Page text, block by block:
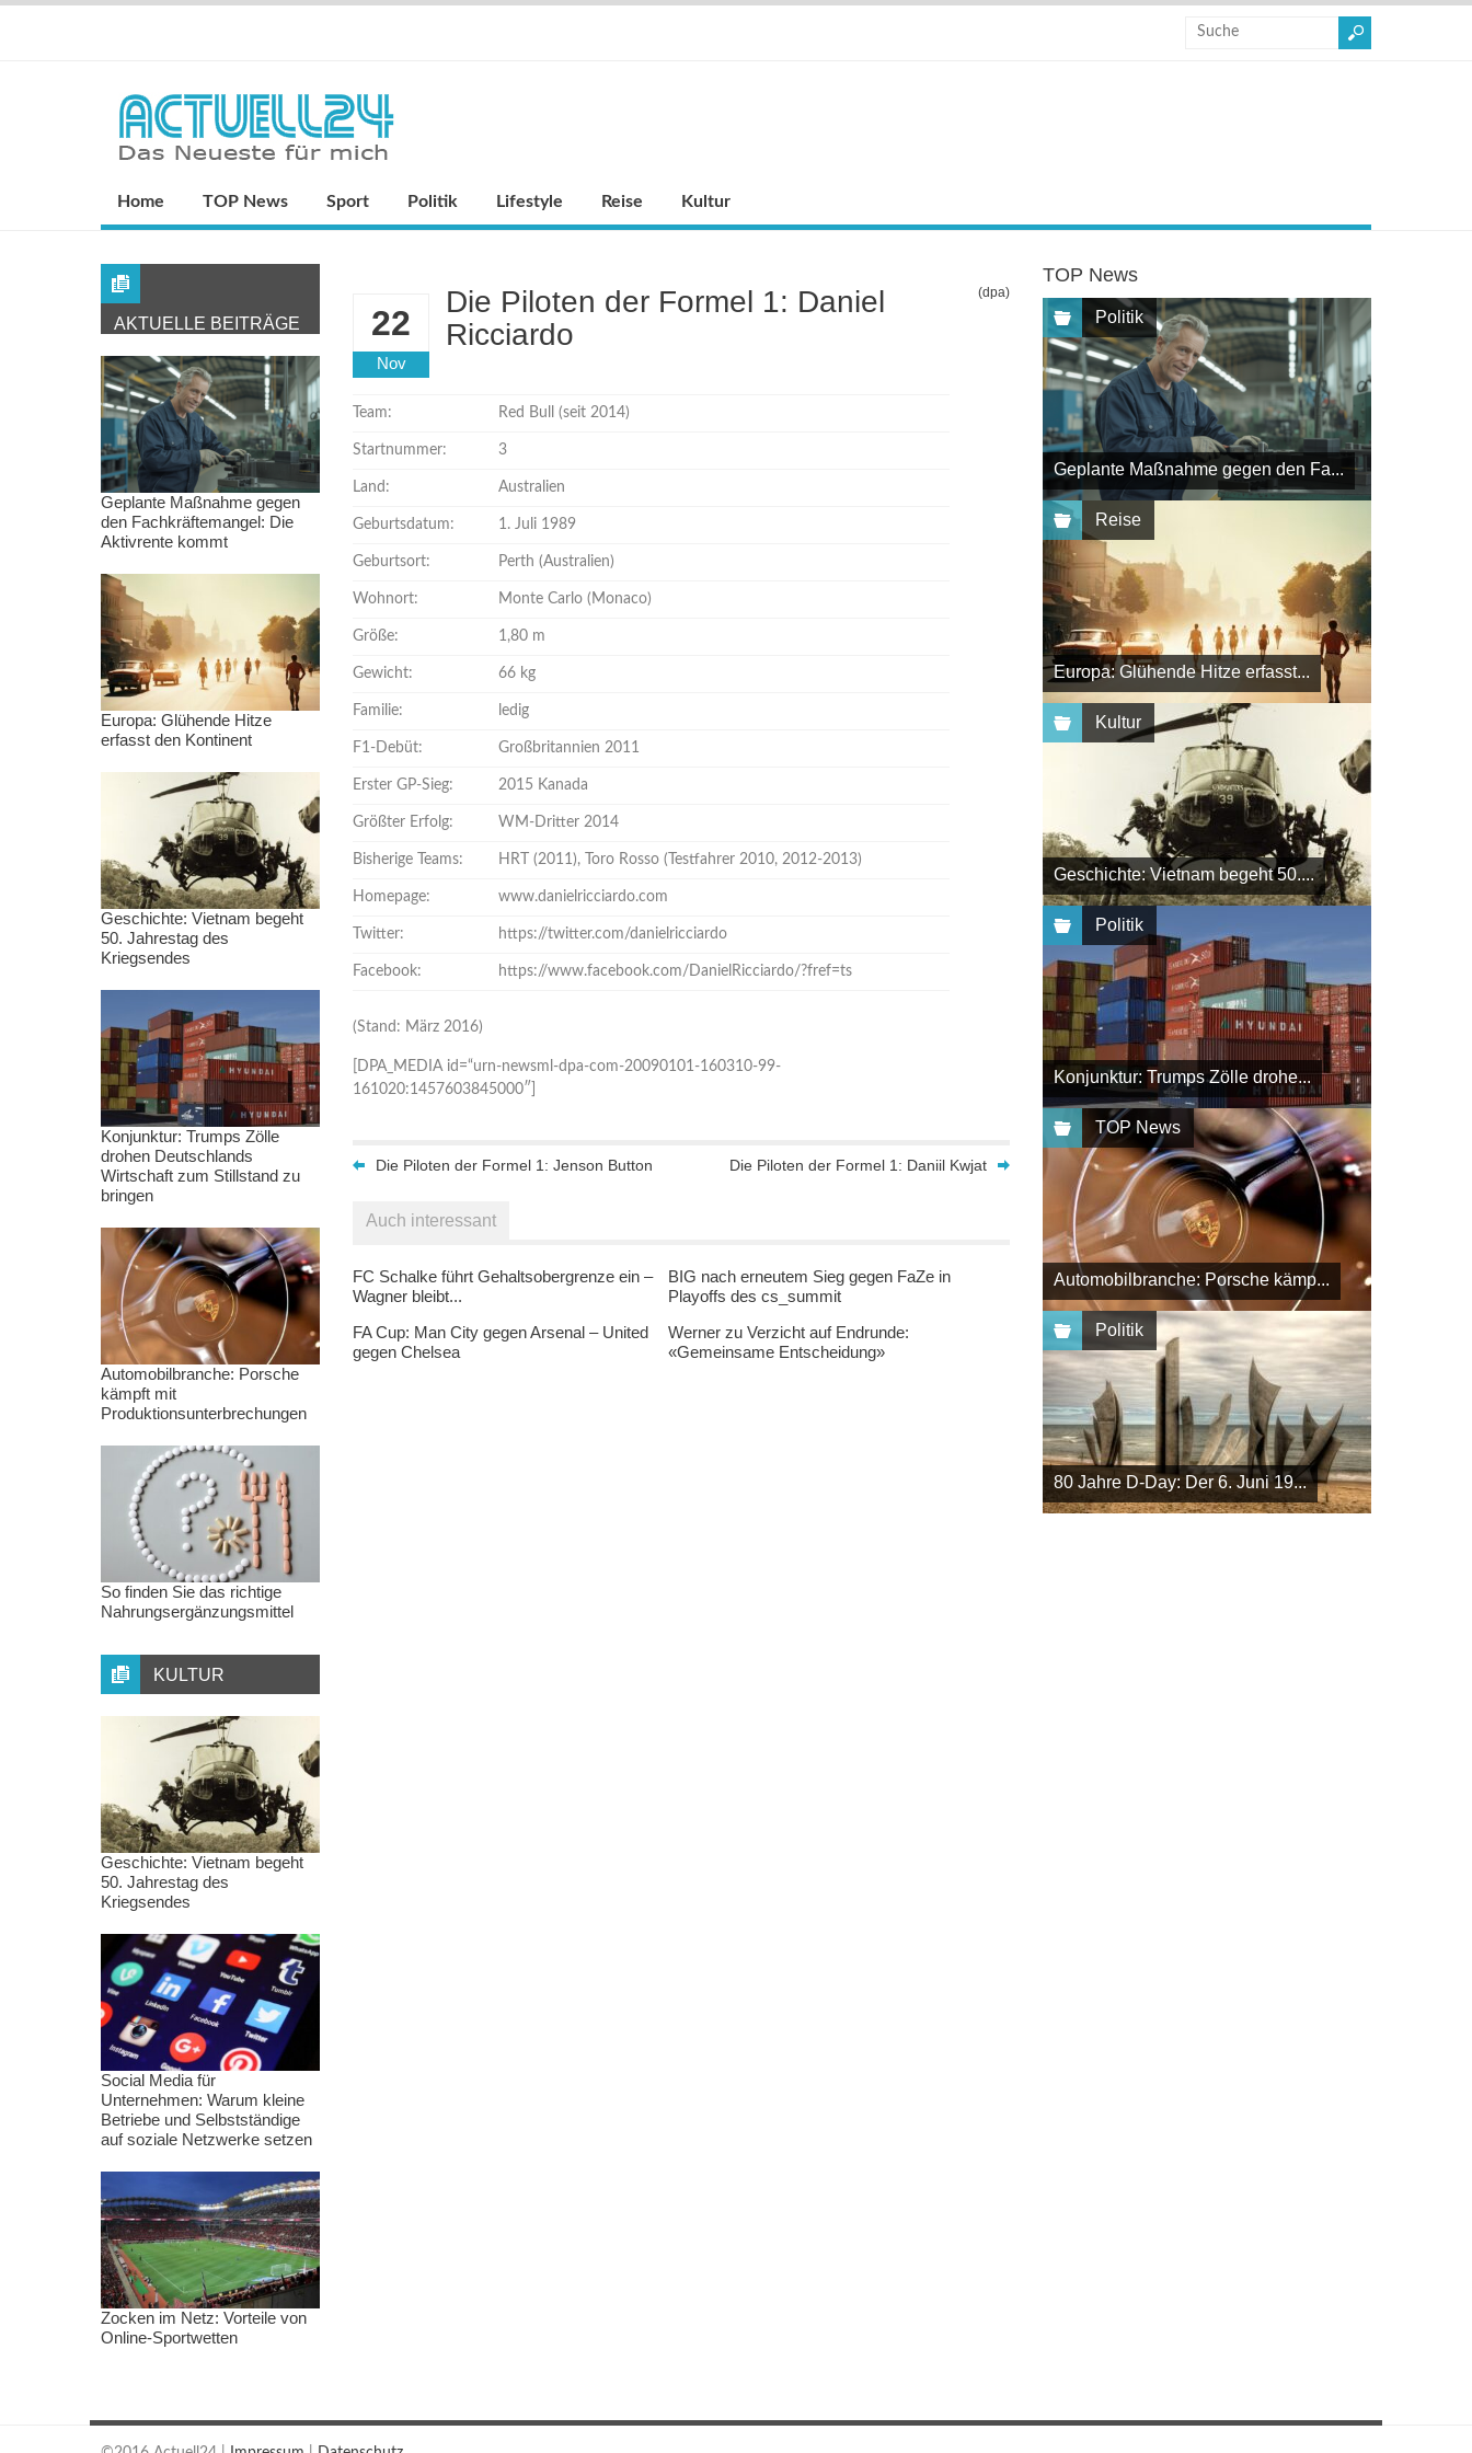
Home TOP News Sport Politik Lifestyle Reise Kultur
22
Nov
Die Piloten der Formel 1: Daniel
Ricciardo
(dpa)
Team: Red Bull (seit 2014)
Startnummer: 3
Land: Australien
Geburtsdatum: 1. Juli 1989
Geburtsort: Perth (Australien)
Wohnort: Monte Carlo (Monaco)
Größe: 1,80 m
Gewicht: 66 kg
Familie: ledig
F1-Debüt: Großbritannien 2011
Erster GP-Sieg: 2015 Kanada
Größter Erfolg: WM-Dritter 2014
Bisherige Teams: HRT (2011), Toro Rosso (Testfahrer 2010, 2012-2013)
Homepage: www.danielricciardo.com
Twitter: https://twitter.com/danielricciardo
Facebook: https://www.facebook.com/DanielRicciardo/?fref=ts
(Stand: März 2016)
[DPA_MEDIA id=“urn-newsml-dpa-com-20090101-160310-99-
161020:1457603845000″]
Die Piloten der Formel 1: Jenson Button Die Piloten der Formel 1: Daniil Kwjat
Auch interessant
FC Schalke führt Gehaltsobergrenze ein –
Wagner bleibt...
BIG nach erneutem Sieg gegen FaZe in
Playoffs des cs_summit
FA Cup: Man City gegen Arsenal – United
gegen Chelsea
Werner zu Verzicht auf Endrunde:
«Gemeinsame Entscheidung»
TOP News
Politik
Geplante Maßnahme gegen den Fa...
Reise
Europa: Glühende Hitze erfasst...
Kultur
Geschichte: Vietnam begeht 50....
Politik
Konjunktur: Trumps Zölle drohe...
TOP News
Automobilbranche: Porsche kämp...
Politik
80 Jahre D-Day: Der 6. Juni 19...
AKTUELLE BEITRÄGE
Geplante Maßnahme gegen
den Fachkräftemangel: Die
Aktivrente kommt
Europa: Glühende Hitze
erfasst den Kontinent
Geschichte: Vietnam begeht
50. Jahrestag des
Kriegsendes
Konjunktur: Trumps Zölle
drohen Deutschlands
Wirtschaft zum Stillstand zu
bringen
Automobilbranche: Porsche
kämpft mit
Produktionsunterbrechungen
So finden Sie das richtige
Nahrungsergänzungsmittel
KULTUR
Geschichte: Vietnam begeht
50. Jahrestag des
Kriegsendes
Social Media für
Unternehmen: Warum kleine
Betriebe und Selbstständige
auf soziale Netzwerke setzen
Zocken im Netz: Vorteile von
Online-Sportwetten